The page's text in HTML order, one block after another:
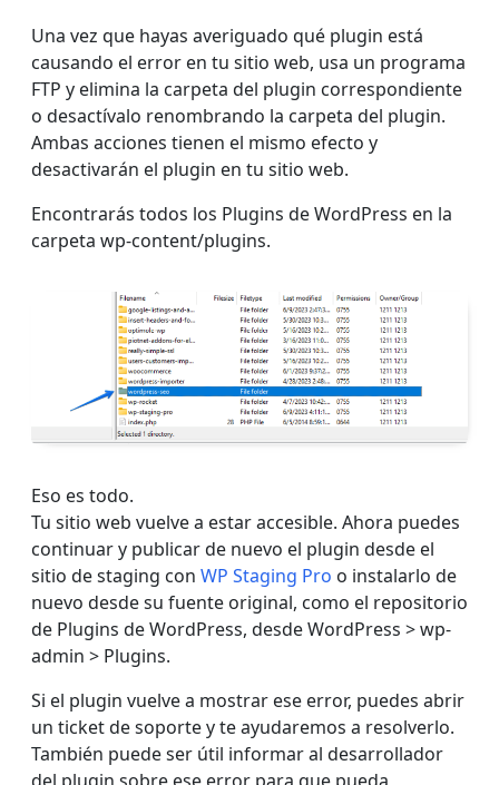
Una vez que hayas averiguado qué plugin está
causando el error en tu sitio web, usa un programa
FTP y elimina la carpeta del plugin correspondiente
o desactívalo renombrando la carpeta del plugin.
Ambas acciones tienen el mismo efecto y
desactivarán el plugin en tu sitio web.
Encontrarás todos los Plugins de WordPress en la
carpeta wp-content/plugins.
Eso es todo.
Tu sitio web vuelve a estar accesible. Ahora puedes
continuar y publicar de nuevo el plugin desde el
sitio de staging con WP Staging Pro o instalarlo de
nuevo desde su fuente original, como el repositorio
de Plugins de WordPress, desde WordPress > wp-
admin > Plugins.
Si el plugin vuelve a mostrar ese error, puedes abrir
un ticket de soporte y te ayudaremos a resolverlo.
También puede ser útil informar al desarrollador